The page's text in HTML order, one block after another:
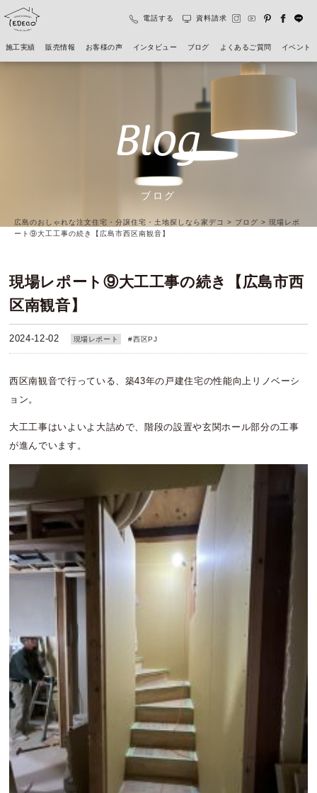
施工実績 販売情報 お客様の声 インタビュー ブログ よくあるご質問 イベント
電話する 資料請求
Blog
ブログ
広島のおしゃれな注文住宅・分譲住宅・土地探しなら家デコ > ブログ > 現場レポ
ート⑨大工工事の続き【広島市西区南観音】
現場レポート⑨大工工事の続き【広島市西
区南観音】
2024-12-02 現場レポート #西区PJ
西区南観音で行っている、築43年の戸建住宅の性能向上リノベーシ
ョン。
大工工事はいよいよ大詰めで、階段の設置や玄関ホール部分の工事
が進んでいます。